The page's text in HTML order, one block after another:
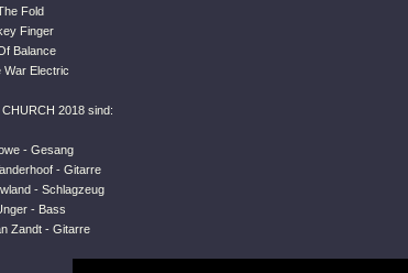
Fold
Finger
Balance
War Electric
CHURCH 2018 sind:
- Gesang
- Gitarre
- Schlagzeug
- Bass
Zandt - Gitarre